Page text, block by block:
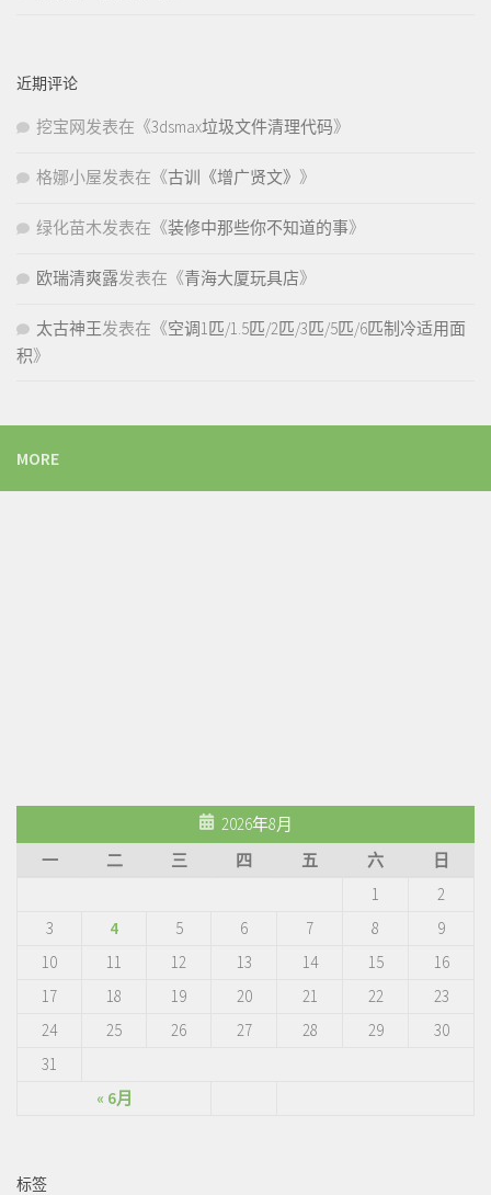
近期评论
挖宝网发表在《3dsmax垃圾文件清理代码》
格娜小屋发表在《古训《增广贤文》 》
绿化苗木发表在《装修中那些你不知道的事》
欧瑞清爽露发表在《青海大厦玩具店》
太古神王发表在《空调1匹/1.5匹/2匹/3匹/5匹/6匹制冷适用面
积》
MORE
2026年8月
一
二 三 四 五 六 日
« 6月
1
2
3
4 5 6 7 8
9
10
11 12 13 14 15
16
17
18 19 20 21 22
23
24
25 26 27 28 29
30
31
标签